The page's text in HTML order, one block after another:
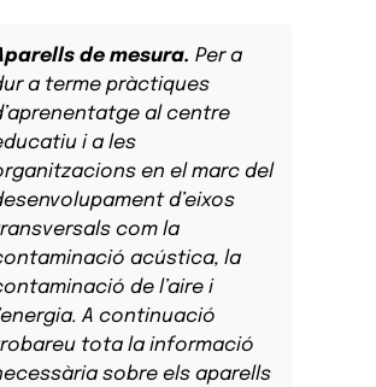
de mesura. Per a
a terme pràctiques
al centre
i a les
en el marc del
d’eixos
com la
acústica, la
de l’aire i
A continuació
tota la informació
sobre els aparells